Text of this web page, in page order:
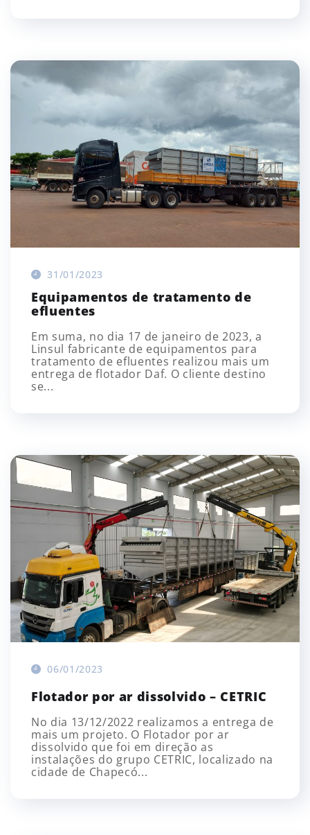
31/01/2023
Equipamentos de tratamento de
efluentes
Em suma, no dia 17 de janeiro de 2023, a
Linsul fabricante de equipamentos para
tratamento de efluentes realizou mais um
entrega de flotador Daf. O cliente destino
se...
06/01/2023
Flotador por ar dissolvido – CETRIC
No dia 13/12/2022 realizamos a entrega de
mais um projeto. O Flotador por ar
dissolvido que foi em direção as
instalações do grupo CETRIC, localizado na
cidade de Chapecó...